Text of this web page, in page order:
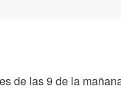
de las 9 de la